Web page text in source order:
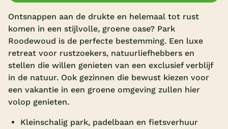
Vakantieparken
Subtropisch zwembad
Overdekt zwembad
Wildwaterbaan
Indoor speeltuin
Ontsnappen aan de drukte en helemaal tot rust
komen in een stijlvolle, groene oase? Park
Roodewoud is de perfecte bestemming. Een luxe
retreat voor rustzoekers, natuurliefhebbers en
stellen die willen genieten van een exclusief verblijf
in de natuur. Ook gezinnen die bewust kiezen voor
een vakantie in een groene omgeving zullen hier
volop genieten.
Kleinschalig park, padelbaan en fietsverhuur